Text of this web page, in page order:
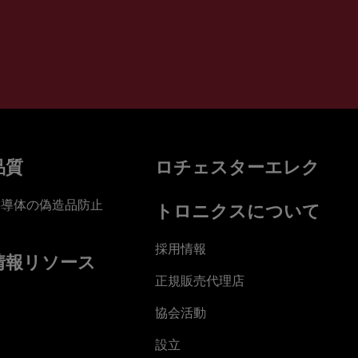
質
体の偽造品防止
報リソース
ロチェスターエレク
トロニクスについて
採用情報
正規販売代理店
協会活動
設立